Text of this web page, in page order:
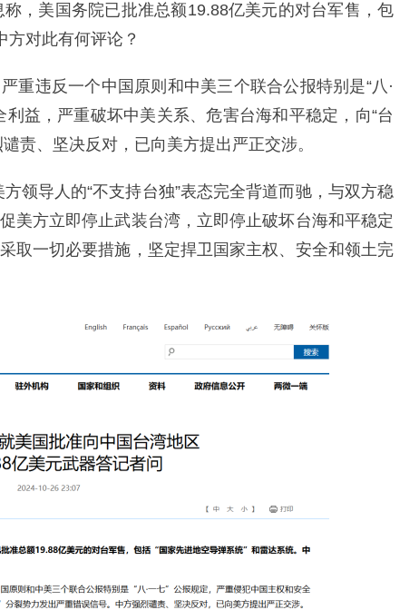
，美国务院已批准总额19.88亿美元的对台军售，包
方对此有何评论？
重违反一个中国原则和中美三个联合公报特别是“八·
益，严重破坏中美关系、危害台海和平稳定，向“台
责、坚决反对，已向美方提出严正交涉。
方领导人的“不支持台独”表态完全背道而驰，与双方稳
美方立即停止武装台湾，立即停止破坏台海和平稳定
取一切必要措施，坚定捍卫国家主权、安全和领土完